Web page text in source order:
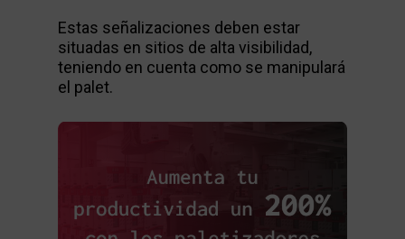
Estas señalizaciones deben estar
situadas en sitios de alta visibilidad,
teniendo en cuenta como se manipulará
el palet.